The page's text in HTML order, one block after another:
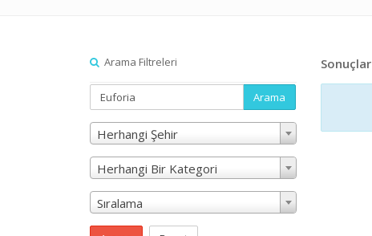
Arama Filtreleri
Arama
Herhangi Şehir
Herhangi Bir Kategori
Sıralama
Sonuçlar